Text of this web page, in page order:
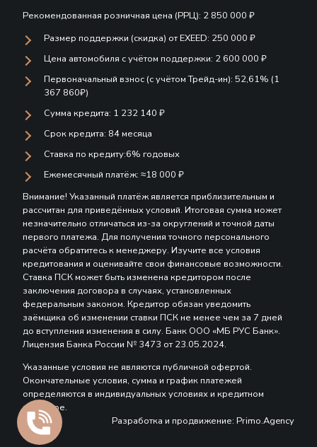
Рекомендованная розничная цена (РРЦ): 2 850 000 ₽
Размер поддержки (скидка) от EXEED: 250 000 ₽
Цена автомобиля с учётом поддержки: 2 600 000 ₽
Первоначальный взнос (с учётом Трейд-ин): 52,61% (1
367 860₽)
Сумма кредита: 1 232 140 ₽
Срок кредита: 84 месяца
Ставка по кредиту:6% годовых
Ежемесячный платёж: ≈18 000 ₽
Внимание! Указанный платёж является приблизительным и
рассчитан для приведённых условий. Итоговая сумма может
незначительно отличаться из-за округлений и точной даты
первого платежа. Для получения точного персонального
расчёта обратитесь к менеджеру. Изучите все условия
кредитования и оценивайте свои финансовые возможности.
Ставка ПСК может быть изменена кредитором после
заключения договора в случаях, установленных
федеральным законом. Кредитор обязан уведомить
заёмщика об изменении ставки ПСК не менее чем за 7 дней
до вступления изменения в силу. Банк ООО «МБ РУС Банк».
Лицензия Банка России № 3473 от 23.05.2024.
Указанные условия не являются публичной офертой.
Окончательные условия, сумма и график платежей
определяются в индивидуальных условиях и кредитном
договоре.
Разработка и продвижение: Primo.Agency